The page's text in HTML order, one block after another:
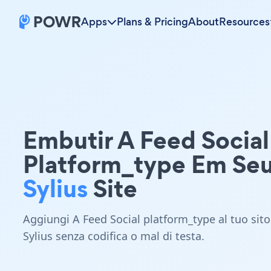
Apps Plans & PricingAboutResources
Embutir A Feed Social
Platform_type Em
SyliusSite
Aggiungi A Feed Social platform_type al tuo sito
Sylius senza codifica o mal di testa.